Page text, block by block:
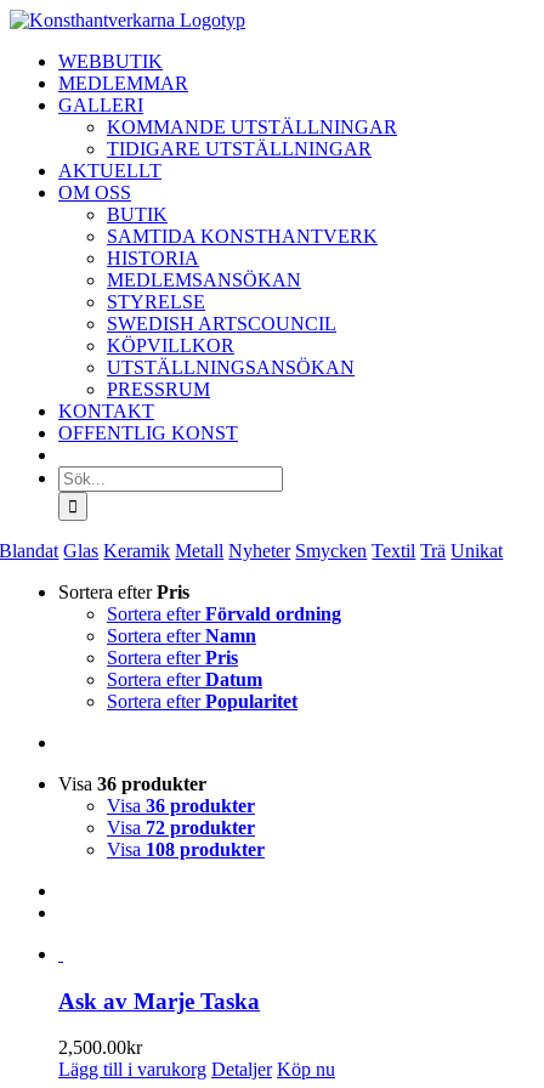
Fortsätt
innehålletWEBBUTIK
MEDLEMMAR
GALLERI
KOMMANDE UTSTÄLLNINGAR
TIDIGARE UTSTÄLLNINGAR
AKTUELLT
OM OSS
BUTIK
SAMTIDA KONSTHANTVERK
HISTORIA
MEDLEMSANSÖKAN
STYRELSE
SWEDISH ARTSCOUNCIL
KÖPVILLKOR
UTSTÄLLNINGSANSÖKAN
PRESSRUM
KONTAKT
OFFENTLIG KONST
Sök
efter:
Blandat Glas Keramik Metall Nyheter Smycken Textil Trä Unikat
Sortera efterPris
Sortera efterFörvald ordning
Sortera efterNamn
Sortera efterPris
Sortera efterDatum
Sortera efterPopularitet
Visa 36 produkter
Visa 36 produkter
Visa 72 produkter
Visa 108 produkter
Ask av Marje Taska
2,500.00kr
Lägg till i varukorg Detaljer Köp nu